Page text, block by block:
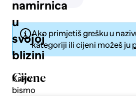
namirnica
u
svojoj
blizini
Kako
bismo
Ako primjetiš grešku u
kategoriji ili cijeni možeš ju
Cijene